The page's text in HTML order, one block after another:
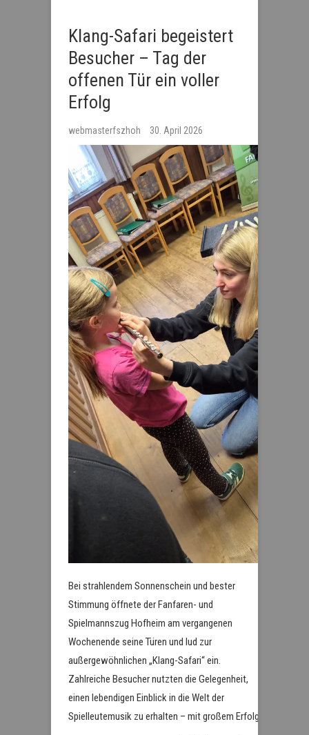
Klang-Safari begeistert
Besucher – Tag der
offenen Tür ein voller
Erfolg
webmasterfszhoh 30. April 2026
Bei strahlendem Sonnenschein und bester
Stimmung öffnete der Fanfaren- und
Spielmannszug Hofheim am vergangenen
Wochenende seine Türen und lud zur
außergewöhnlichen „Klang-Safari“ ein.
Zahlreiche Besucher nutzten die Gelegenheit,
einen lebendigen Einblick in die Welt der
Spielleutemusik zu erhalten – mit großem Erfolg.